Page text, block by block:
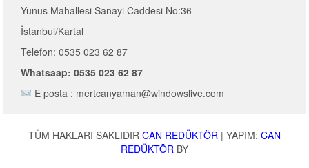
Yunus Mahallesi Sanayi Caddesi No:36
İstanbul/Kartal
Telefon: 0535 023 62 87
Whatsaap: 0535 023 62 87
E posta : mertcanyaman@windowslive.com
TÜM HAKLARI SAKLIDIR CAN REDÜKTÖR | YAPIM: CAN
REDÜKTÖR BY